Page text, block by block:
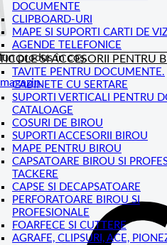
produs în coș.
DOCUMENTE
CLIPBOARD-URI
MAPE SI SUPORTI CARTI DE
AGENDE TELEFONICE
SI ACCESORII PENTRU
TAVITE PENTRU DOCUMENTE.
CABINETE CU SERTARE
SUPORTI VERTICALI PENTRU
CATALOAGE
COSURI DE BIROU
SUPORTI ACCESORII BIROU
MAPE PENTRU BIROU
CAPSATOARE BIROU SI
TACKERE
CAPSE SI DECAPSATOARE
PERFORATOARE BIROU SI
PROFESIONALE
FOARFECE SI CUTTERE
AGRAFE, CLIPSURI, ACE,